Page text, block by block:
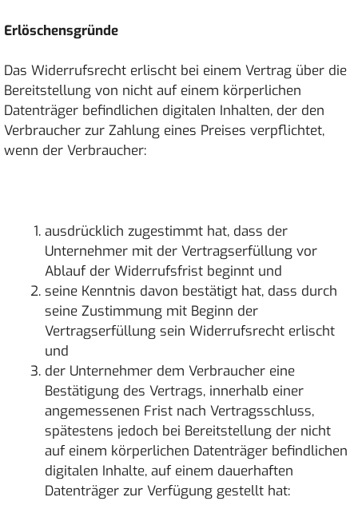
Erlöschensgründe
Das Widerrufsrecht erlischt bei einem Vertrag über die
Bereitstellung von nicht auf einem körperlichen
Datenträger befindlichen digitalen Inhalten, der den
Verbraucher zur Zahlung eines Preises verpflichtet,
wenn der Verbraucher:
ausdrücklich zugestimmt hat, dass der
Unternehmer mit der Vertragserfüllung vor
Ablauf der Widerrufsfrist beginnt und
seine Kenntnis davon bestätigt hat, dass durch
seine Zustimmung mit Beginn der
Vertragserfüllung sein Widerrufsrecht erlischt
und
der Unternehmer dem Verbraucher eine
Bestätigung des Vertrags, innerhalb einer
angemessenen Frist nach Vertragsschluss,
spätestens jedoch bei Bereitstellung der nicht
auf einem körperlichen Datenträger befindlichen
digitalen Inhalte, auf einem dauerhaften
Datenträger zur Verfügung gestellt hat: